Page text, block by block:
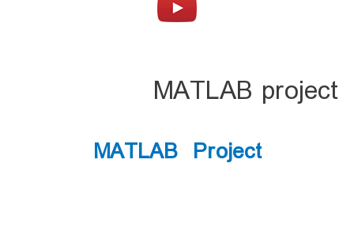
MATLAB project
MATLAB Project